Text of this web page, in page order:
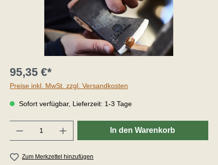
95,35 €*
Preise inkl. MwSt. zzgl. Versandkosten
Sofort verfügbar, Lieferzeit: 1-3 Tage
In den Warenkorb
Zum Merkzettel hinzufügen